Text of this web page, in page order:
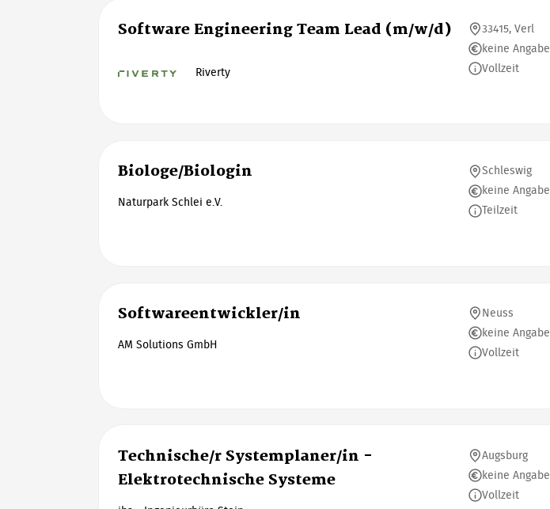
Software Engineering Team Lead (m/w/d)
Riverty
33415, Verl
keine Angabe
Vollzeit
Biologe/Biologin
Naturpark Schlei e.V.
Schleswig
keine Angabe
Teilzeit
Softwareentwickler/in
AM Solutions GmbH
Neuss
keine Angabe
Vollzeit
Technische/r Systemplaner/in -
Elektrotechnische Systeme
Augsburg
keine Angabe
Vollzeit